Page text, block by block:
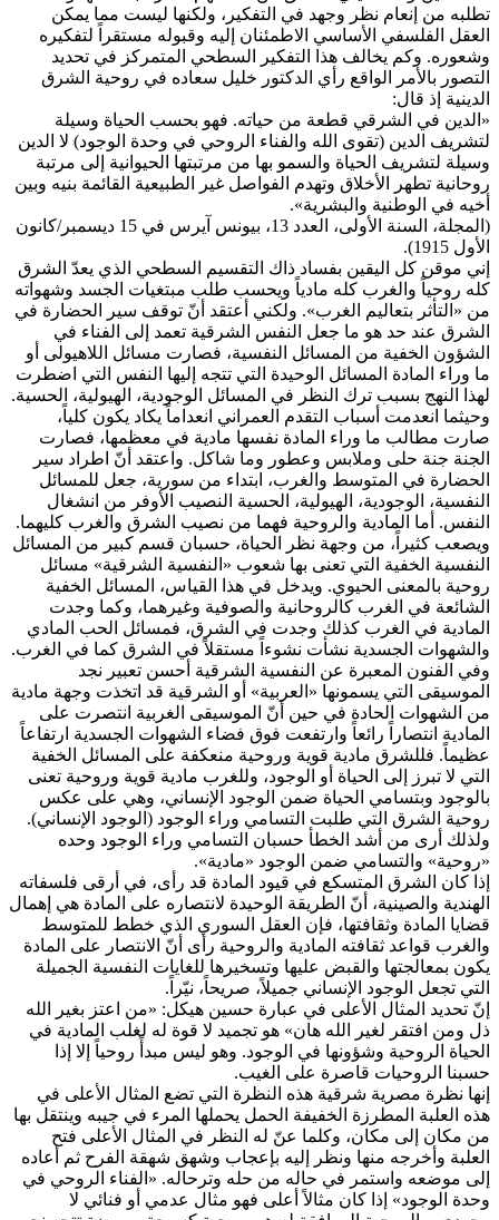
تطلبه من إنعام نظر وجهد في التفكير، ولكنها ليست مما يمكن
العقل الفلسفي الأساسي الاطمئنان إليه وقبوله مستقراً لتفكيره
وشعوره. وكم يخالف هذا التفكير السطحي المتمركز في تحديد
التصور بالأمر الواقع رأي الدكتور خليل سعاده في روحية الشرق
الدينية إذ قال:
«الدين في الشرقي قطعة من حياته. فهو بحسب الحياة وسيلة
لتشريف الدين (تقوى الله والفناء الروحي في وحدة الوجود) لا الدين
وسيلة لتشريف الحياة والسمو بها من مرتبتها الحيوانية إلى مرتبة
روحانية تطهر الأخلاق وتهدم الفواصل غير الطبيعية القائمة بنيه وبين
أخيه في الوطنية والبشرية».
(المجلة، السنة الأولى، العدد 13، بيونس آيرس في 15 ديسمبر/كانون
الأول 1915).
إني موقن كل اليقين بفساد ذاك التقسيم السطحي الذي يعدّ الشرق
كله روحياً والغرب كله مادياً ويحسب طلب مبتغيات الجسد وشهواته
من «التأثر بتعاليم الغرب». ولكني أعتقد أنّ توقف سير الحضارة في
الشرق عند حد هو ما جعل النفس الشرقية تعمد إلى الفناء في
الشؤون الخفية من المسائل النفسية، فصارت مسائل اللاهيولى أو
ما وراء المادة المسائل الوحيدة التي تتجه إليها النفس التي اضطرت
لهذا النهج بسبب ترك النظر في المسائل الوجودية، الهيولية، الحسية.
وحيثما انعدمت أسباب التقدم العمراني انعداماً يكاد يكون كلياً،
صارت مطالب ما وراء المادة نفسها مادية في معظمها، فصارت
الجنة جنة حلى وملابس وعطور وما شاكل. واعتقد أنّ اطراد سير
الحضارة في المتوسط والغرب، ابتداء من سورية، جعل للمسائل
النفسية، الوجودية، الهيولية، الحسية النصيب الأوفر من انشغال
النفس. أما المادية والروحية فهما من نصيب الشرق والغرب كليهما.
ويصعب كثيراً، من وجهة نظر الحياة، حسبان قسم كبير من المسائل
النفسية الخفية التي تعنى بها شعوب «النفسية الشرقية» مسائل
روحية بالمعنى الحيوي. ويدخل في هذا القياس، المسائل الخفية
الشائعة في الغرب كالروحانية والصوفية وغيرهما، وكما وجدت
المادية في الغرب كذلك وجدت في الشرق، فمسائل الحب المادي
والشهوات الجسدية نشأت نشوءاً مستقلاً في الشرق كما في الغرب.
وفي الفنون المعبرة عن النفسية الشرقية أحسن تعبير نجد
الموسيقى التي يسمونها «العربية» أو الشرقية قد اتخذت وجهة مادية
من الشهوات الحادة في حين أنّ الموسيقى الغربية انتصرت على
المادية انتصاراً رائعاً وارتفعت فوق فضاء الشهوات الجسدية ارتفاعاً
عظيماً. فللشرق مادية قوية وروحية منعكفة على المسائل الخفية
التي لا تبرز إلى الحياة أو الوجود، وللغرب مادية قوية وروحية تعنى
بالوجود وبتسامي الحياة ضمن الوجود الإنساني، وهي على عكس
روحية الشرق التي طلبت التسامي وراء الوجود (الوجود الإنساني).
ولذلك أرى من أشد الخطأ حسبان التسامي وراء الوجود وحده
«روحية» والتسامي ضمن الوجود «مادية».
إذا كان الشرق المتسكع في قيود المادة قد رأى، في أرقى فلسفاته
الهندية والصينية، أنّ الطريقة الوحيدة لانتصاره على المادة هي إهمال
قضايا المادة وثقافتها، فإن العقل السوري الذي خطط للمتوسط
والغرب قواعد ثقافته المادية والروحية رأى أنّ الانتصار على المادة
يكون بمعالجتها والقبض عليها وتسخيرها للغايات النفسية الجميلة
التي تجعل الوجود الإنساني جميلاً، صريحاً، نيّراً.
إنّ تحديد المثال الأعلى في عبارة حسين هيكل: «من اعتز بغير الله
ذل ومن افتقر لغير الله هان» هو تجميد لا قوة له لغلب المادية في
الحياة الروحية وشؤونها في الوجود. وهو ليس مبدأً روحياً إلا إذا
حسبنا الروحيات قاصرة على الغيب.
إنها نظرة مصرية شرقية هذه النظرة التي تضع المثال الأعلى في
هذه العلبة المطرزة الخفيفة الحمل يحملها المرء في جيبه وينتقل بها
من مكان إلى مكان، وكلما عنّ له النظر في المثال الأعلى فتح
العلبة وأخرجه منها ونظر إليه بإعجاب وشهق شهقة الفرح ثم أعاده
إلى موضعه واستمر في حاله من حله وترحاله. «الفناء الروحي في
وحدة الوجود» إذا كان مثالاً أعلى فهو مثال عدمي أو فنائي لا